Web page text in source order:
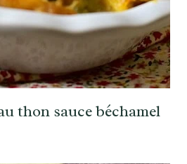
thon sauce béchamel